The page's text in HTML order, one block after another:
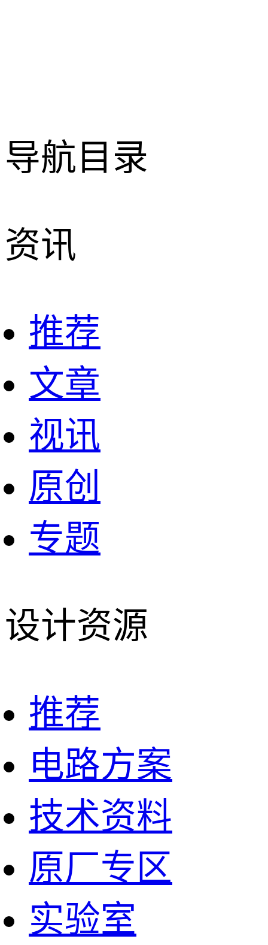
导航目录
资讯
推荐
文章
视讯
原创
专题
设计资源
推荐
电路方案
技术资料
原厂专区
实验室